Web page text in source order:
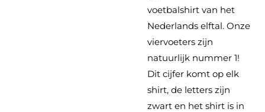
voetbalshirt van het
Nederlands elftal. Onze
viervoeters zijn
natuurlijk nummer 1!
Dit cijfer komt op elk
shirt, de letters zijn
zwart en het shirt is in